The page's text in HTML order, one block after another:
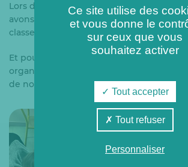
Lors du forage de la géothermie de
avons accueilli plus de 1 000 enfants, soit
classes issues des écoles élémentaires
Et pour les plus grands, lycées et
organisons régulièrement des journées
de nos installations.
Ce site utilise des
et vous donne le
sur ceux que vous
souhaitez activer
Tout accepter
Tout refuser
Personnaliser